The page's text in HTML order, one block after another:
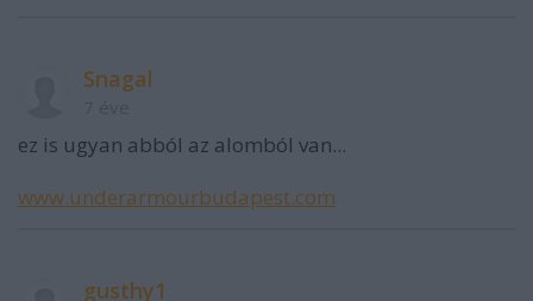
Snagal
ez is ugyan abból az alomból van...
www.underarmourbudapest.com
gusthy1